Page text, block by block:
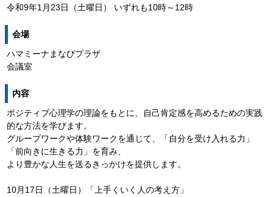
令和9年1月23日（土曜日） いずれも10時～12時
会場
ハマミーナまなびプラザ
会議室
内容
ポジティブ心理学の理論をもとに、自己肯定感を高めるための実践
的な方法を学びます。
グループワークや体験ワークを通じて、「自分を受け入れる力」
「前向きに生きる力」を育み、
より豊かな人生を送るきっかけを提供します。
10月17日（土曜日）「上手くいく人の考え方」